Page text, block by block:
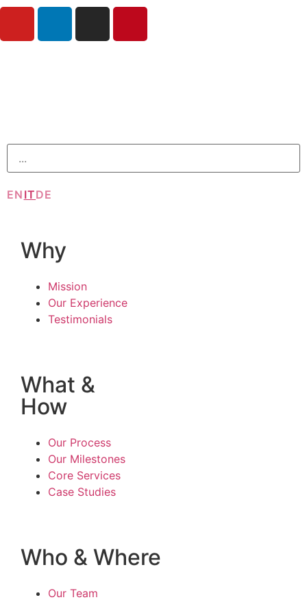
EN ITDE
Why
Mission
Our Experience
Testimonials
What &
How
Our Process
Our Milestones
Core Services
Case Studies
Who & Where
Our Team